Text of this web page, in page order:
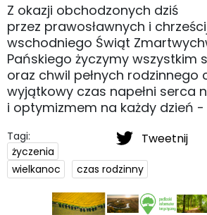
Z okazji obchodzonych dziś
przez prawosławnych i
wschodniego Świąt
Pańskiego życzymy wszystkim
oraz chwil pełnych rodzinnego
wyjątkowy czas napełni serca
i optymizmem na każdy dzień -
Tweetnij
Tagi:
życzenia
wielkanoc
czas rodzinny